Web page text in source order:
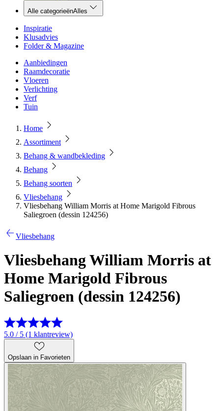
Alle categorieënAlles
Inspiratie
Klusadvies
Folder & Magazine
Aanbiedingen
Raamdecoratie
Vloeren
Verlichting
Verf
Tuin
Home
Assortiment
Behang & wandbekleding
Behang
Behang soorten
Vliesbehang
Vliesbehang William Morris at Home Marigold Fibrous
Saliegroen (dessin 124256)
Vliesbehang
Vliesbehang William Morris at
Home Marigold Fibrous
Saliegroen (dessin 124256)
5.0 / 5 (1 klantreview)
Opslaan in Favorieten